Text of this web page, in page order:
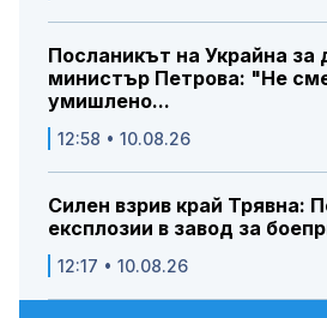
Посланикът на Украйна за
министър Петрова: "Не
умишлено...
12:58 • 10.08.26
Силен взрив край Трявна:
експлозии в завод за
12:17 • 10.08.26